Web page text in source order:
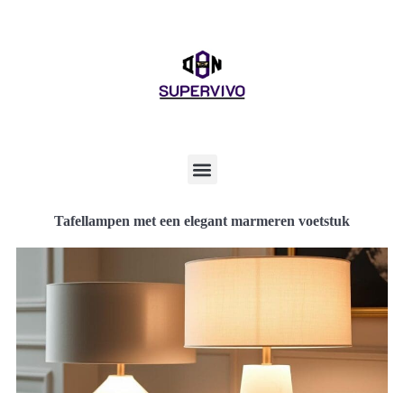
Tafellampen met een elegant marmeren voetstuk